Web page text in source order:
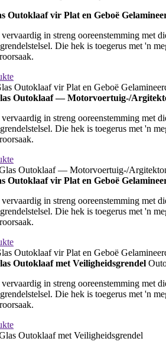
Outoklaaf vir Plat en Geboë
in streng ooreenstemming met
Die hek is toegerus met 'n
Outoklaaf — Motorvoertuig-/
in streng ooreenstemming met
Die hek is toegerus met 'n
Outoklaaf vir Plat en Geboë
in streng ooreenstemming met
Die hek is toegerus met 'n
Outoklaaf met Veiligheidsgrendel
in streng ooreenstemming met
Die hek is toegerus met 'n